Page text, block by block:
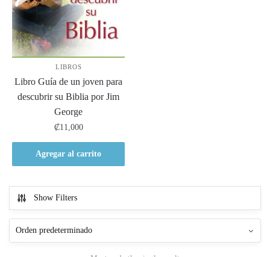
LIBROS
Libro Guía de un joven para
descubrir su Biblia por Jim
George
₡11,000
Agregar al carrito
Show Filters